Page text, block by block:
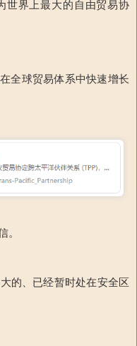
世界上最大的自由贸易协
全球贸易体系中快速增长
。
的、已经暂时处在安全区